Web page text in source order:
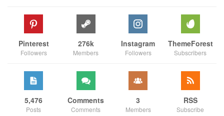
Pinterest
Followers
276k
Members
Instagram
Followers
ThemeForest
Subscribers
5,476
Posts
Comments
Comments
3
Members
RSS
Subscribe